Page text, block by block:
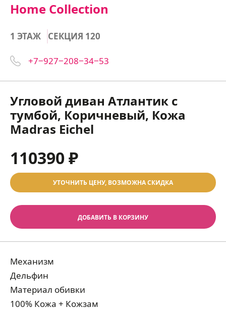
Home Collection
1 ЭТАЖ СЕКЦИЯ 120
+7‒927‒208‒34‒53
Угловой диван Атлантик с
тумбой, Коричневый, Кожа
Madras Eichel
110390 ₽
УТОЧНИТЬ ЦЕНУ, ВОЗМОЖНА СКИДКА
ДОБАВИТЬ В КОРЗИНУ
Механизм
Дельфин
Материал обивки
100% Кожа + Кожзам